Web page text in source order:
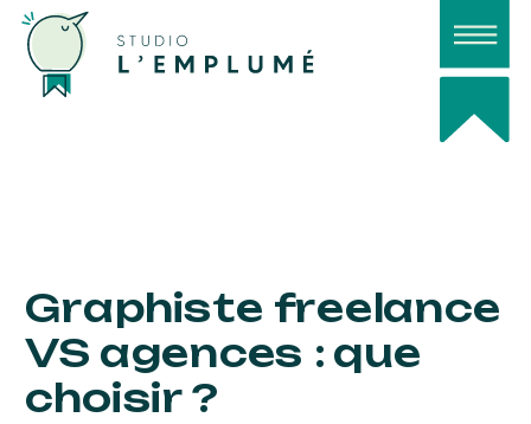
Graphiste freelance
VS agences : que
choisir ?